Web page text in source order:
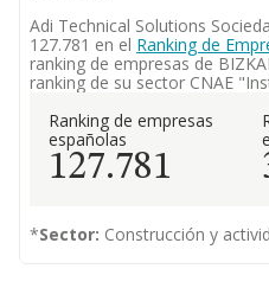
Adi Technical Solutions
127.781 en el Ranking de
ranking de empresas de
ranking de su sector CNAE
Ranking de empresas
españolas
127.781
*Sector: Construcción y